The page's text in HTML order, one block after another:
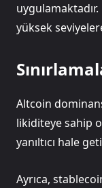
yüksek
Altcoin
likiditeye sahip
yanıltıcı hale
Ayrıca,